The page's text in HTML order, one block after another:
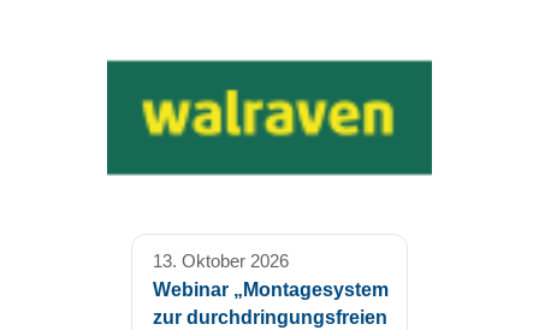
13. Oktober 2026
Webinar „Montagesystem
zur durchdringungsfreien